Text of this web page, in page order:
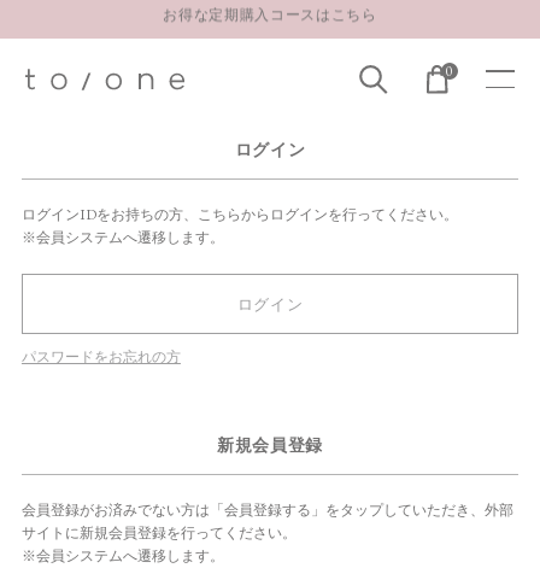
お得な定期購入コースはこちら
【重要】お盆期間中のお問い合わせと商品配送に関しまして
LINE お友達登録 500円OFFクーポンプレゼント
0
ログイン
ログインIDをお持ちの方、こちらからログインを行ってください。
※会員システムへ遷移します。
ログイン
パスワードをお忘れの方
新規会員登録
会員登録がお済みでない方は「会員登録する」をタップしていただき、外部
サイトに新規会員登録を行ってください。
※会員システムへ遷移します。